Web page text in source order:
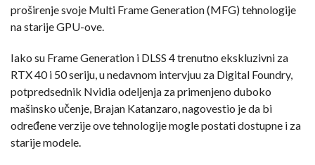
proširenje svoje Multi Frame Generation (MFG) tehnologije
na starije GPU-ove.
Iako su Frame Generation i DLSS 4 trenutno ekskluzivni za
RTX 40 i 50 seriju, u nedavnom intervjuu za Digital Foundry,
potpredsednik Nvidia odeljenja za primenjeno duboko
mašinsko učenje, Brajan Katanzaro, nagovestio je da bi
određene verzije ove tehnologije mogle postati dostupne i za
starije modele.